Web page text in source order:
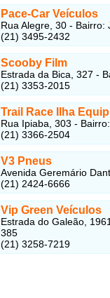
Pace-Car Veículos
Rua Alegre, 30 -
(21) 3495-2432
Scooby Film
Estrada da Bica, 327 -
(21) 3353-2015
Trail Race Ilha
Rua Ipiaba, 303 -
(21) 3366-2504
V3 Pneus
Avenida Geremário
(21) 2424-6666
Vip Green Veículos
Estrada do Galeão,
385
(21) 3258-7219